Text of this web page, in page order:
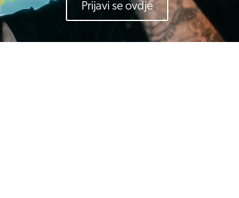
Prijavi se ovdje